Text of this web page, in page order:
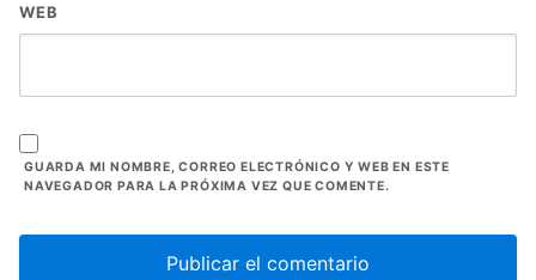
WEB
GUARDA MI NOMBRE, CORREO ELECTRÓNICO Y WEB EN ESTE
NAVEGADOR PARA LA PRÓXIMA VEZ QUE COMENTE.